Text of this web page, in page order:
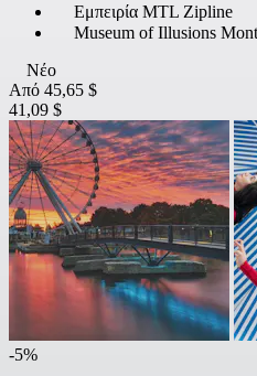
Εμπειρία MTL Zipline
Museum of Illusions
Νέο
Από 45,65 $
41,09 $
-5%